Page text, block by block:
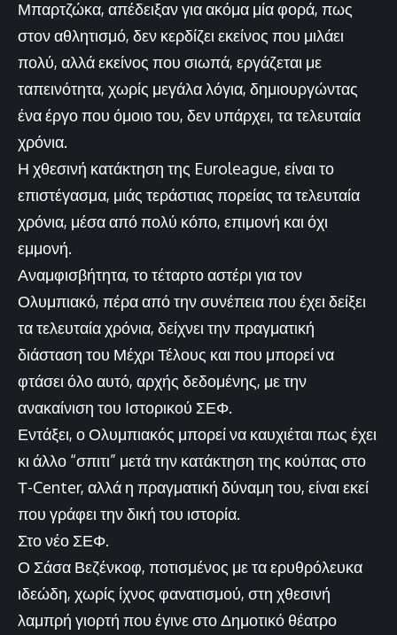
Μπαρτζώκα, απέδειξαν για ακόμα μία φορά, πως
στον αθλητισμό, δεν κερδίζει εκείνος που μιλάει
πολύ, αλλά εκείνος που σιωπά, εργάζεται με
ταπεινότητα, χωρίς μεγάλα λόγια, δημιουργώντας
ένα έργο που όμοιο του, δεν υπάρχει, τα τελευταία
χρόνια.
Η χθεσινή κατάκτηση της Euroleague, είναι το
επιστέγασμα, μιάς τεράστιας πορείας τα τελευταία
χρόνια, μέσα από πολύ κόπο, επιμονή και όχι
εμμονή.
Αναμφισβήτητα, το τέταρτο αστέρι για τον
Ολυμπιακό, πέρα από την συνέπεια που έχει δείξει
τα τελευταία χρόνια, δείχνει την πραγματική
διάσταση του Μέχρι Τέλους και που μπορεί να
φτάσει όλο αυτό, αρχής δεδομένης, με την
ανακαίνιση του Ιστορικού ΣΕΦ.
Εντάξει, ο Ολυμπιακός μπορεί να καυχιέται πως έχει
κι άλλο “σπιτι” μετά την κατάκτηση της κούπας στο
Τ-Center, αλλά η πραγματική δύναμη του, είναι εκεί
που γράφει την δική του ιστορία.
Στο νέο ΣΕΦ.
Ο Σάσα Βεζένκοφ, ποτισμένος με τα ερυθρόλευκα
ιδεώδη, χωρίς ίχνος φανατισμού, στη χθεσινή
λαμπρή γιορτή που έγινε στο Δημοτικό θέατρο